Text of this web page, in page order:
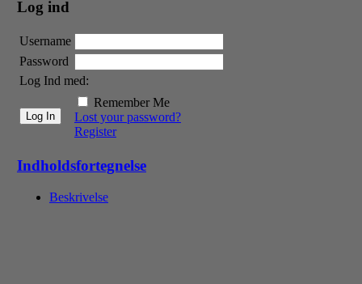
Log ind
Username
Password
Log Ind med:
Remember Me
Lost your password?
Register
Indholdsfortegnelse
Beskrivelse